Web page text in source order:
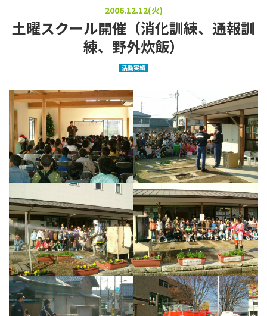
講師・スタッフ紹介
よくある質問
法人案内
プライバシーポリシー
2006.12.12(火)
土曜スクール開催（消化訓練、通報訓
練、野外炊飯）
活動実績